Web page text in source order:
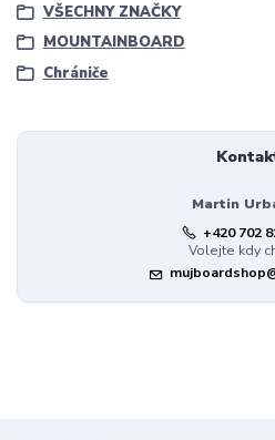
VŠECHNY ZNAČKY
MOUNTAINBOARD
Chrániče
Martin
+420 702
Volejte kdy